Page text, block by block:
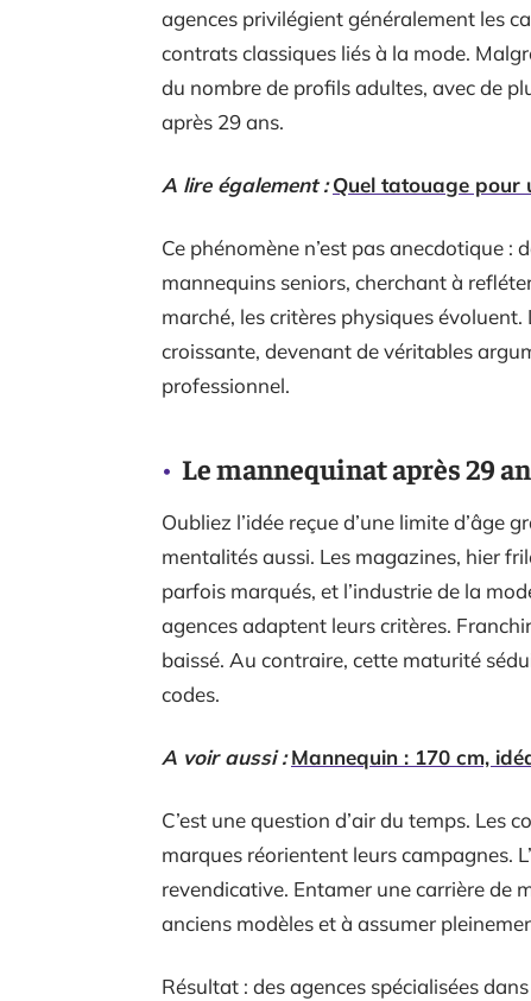
agences privilégient généralement les
contrats classiques liés à la mode.
du nombre de profils adultes, avec de
après 29 ans.
A lire également : Quel tatouage pour
Ce phénomène n’est pas anecdotique
mannequins seniors, cherchant à
marché, les critères physiques
croissante, devenant de véritables
professionnel.
Le mannequinat après 29
Oubliez l’idée reçue d’une limite d’âge
mentalités aussi. Les magazines, hier
parfois marqués, et l’industrie de la
agences adaptent leurs critères.
baissé. Au contraire, cette maturité
codes.
A voir aussi : Mannequin : 170 cm,
C’est une question d’air du temps. Les
marques réorientent leurs campagnes.
revendicative. Entamer une carrière de
anciens modèles et à assumer
Résultat : des agences spécialisées